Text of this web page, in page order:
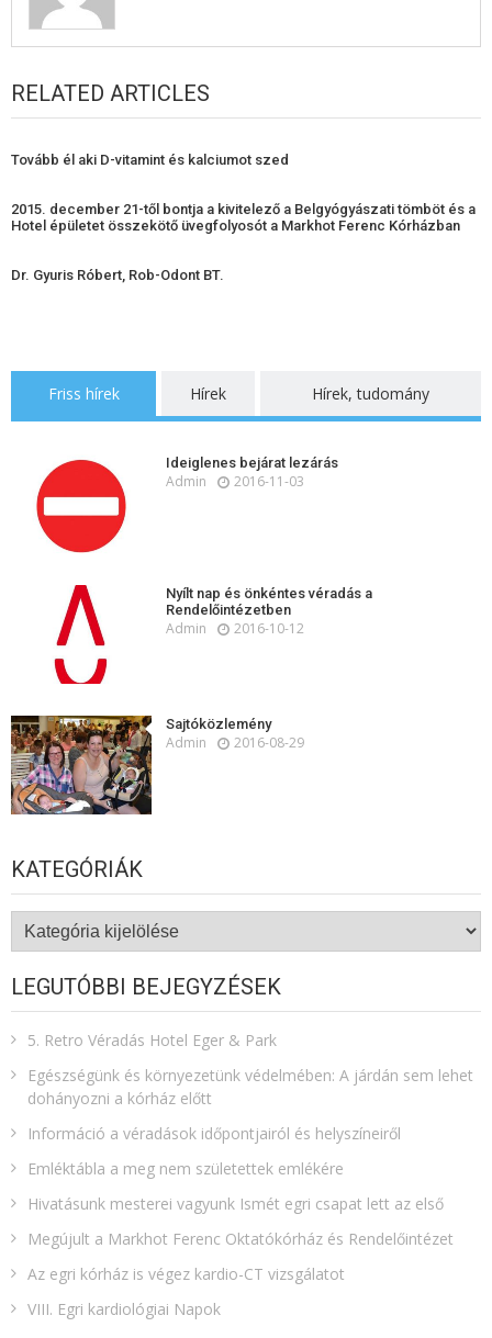
RELATED ARTICLES
Tovább él aki D-vitamint és kalciumot szed
2015. december 21-től bontja a kivitelező a Belgyógyászati tömböt és a
Hotel épületet összekötő üvegfolyosót a Markhot Ferenc Kórházban
Dr. Gyuris Róbert, Rob-Odont BT.
Friss hírek Hírek Hírek, tudomány
Ideiglenes bejárat lezárás
Admin 2016-11-03
Nyílt nap és önkéntes véradás a
Rendelőintézetben
Admin 2016-10-12
Sajtóközlemény
Admin 2016-08-29
KATEGÓRIÁK
Kategóriák
LEGUTÓBBI BEJEGYZÉSEK
5. Retro Véradás Hotel Eger & Park
Egészségünk és környezetünk védelmében: A járdán sem lehet
dohányozni a kórház előtt
Információ a véradások időpontjairól és helyszíneiről
Emléktábla a meg nem születettek emlékére​
Hivatásunk mesterei vagyunk Ismét egri csapat lett az első
Megújult a Markhot Ferenc Oktatókórház és Rendelőintézet
Az egri kórház is végez kardio-CT vizsgálatot
VIII. Egri kardiológiai Napok